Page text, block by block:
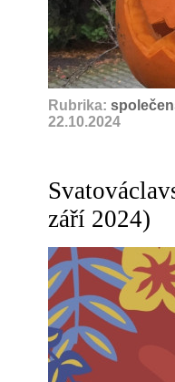
Rubrika:
22.10.2024
září 2024)